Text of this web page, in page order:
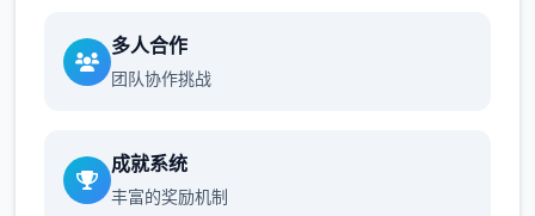
多人合作
团队协作挑战
成就系统
丰富的奖励机制